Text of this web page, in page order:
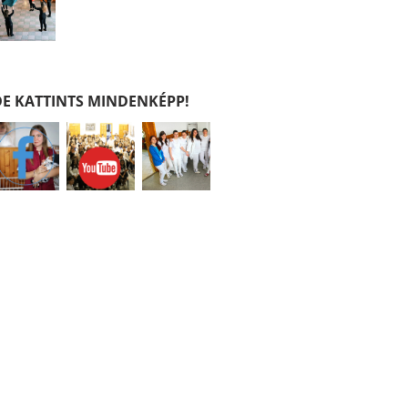
KATTINTS MINDENKÉPP!